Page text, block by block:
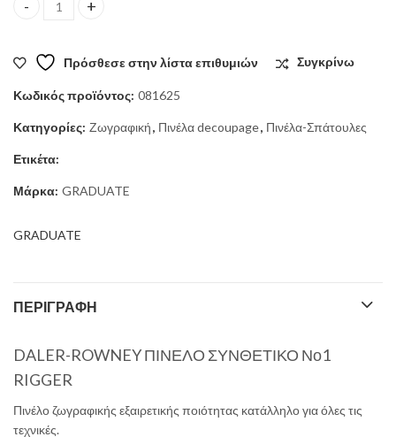
DALER-ROWNEY ΠΙΝΕΛΟ ΣΥΝΘΕΤΙΚΟ Νο1 RIGGER quantity
Πρόσθεσε στην λίστα επιθυμιών Συγκρίνω
Κωδικός προϊόντος: 081625
Κατηγορίες: Ζωγραφική, Πινέλα decoupage, Πινέλα-Σπάτουλες
Ετικέτα:
Μάρκα: GRADUATE
GRADUATE
ΠΕΡΙΓΡΑΦΉ
DALER-ROWNEYΠΙΝΕΛΟ ΣΥΝΘΕΤΙΚΟ Νο1
RIGGER
Πινέλο ζωγραφικής εξαιρετικής ποιότητας κατάλληλο για όλες τις
τεχνικές.